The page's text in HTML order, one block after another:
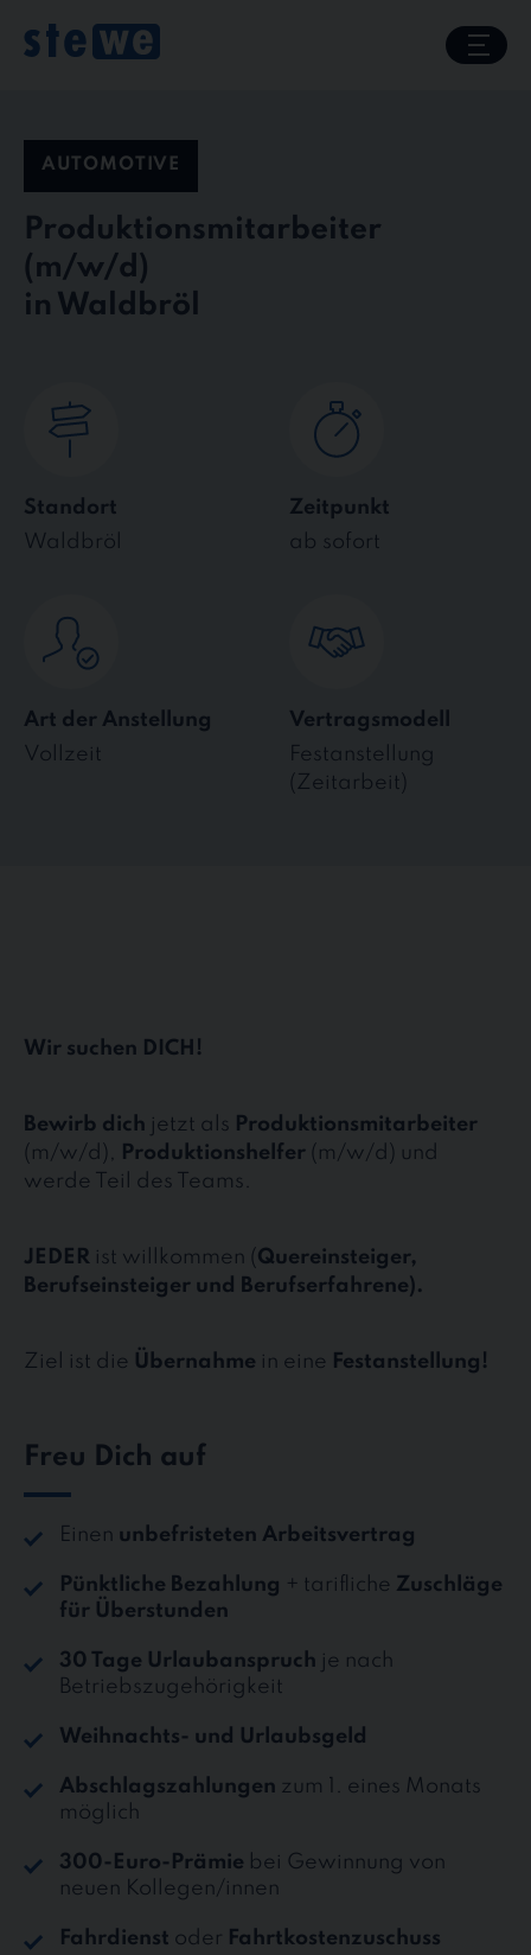
content
AUTOMOTIVE
Produktionsmitarbeiter
in Waldbröl
Standort
Waldbröl
Zeitpunkt
ab sofort
Art der Anstellung
Vollzeit
Vertragsmodell
Festanstellung
(Zeitarbeit)
Wir suchen DICH!
Bewirb dich jetzt als Produktionsmitarbeiter
(m/w/d),
Produktionshelfer (m/w/d) und
werde Teil des Teams.
JEDER ist willkommen (Quereinsteiger,
Berufseinsteiger und Berufserfahrene).
Ziel ist die Übernahme in eine Festanstellung!
Freu Dich auf
Einen unbefristeten Arbeitsvertrag
Pünktliche Bezahlung + tarifliche Zuschläge
für Überstunden
30 Tage Urlaubanspruch je nach
Betriebszugehörigkeit
Weihnachts- und Urlaubsgeld
Abschlagszahlungen zum 1. eines Monats
möglich
300-Euro-Prämie bei Gewinnung von
neuen Kollegen/innen
Fahrdienst oder Fahrtkostenzuschuss